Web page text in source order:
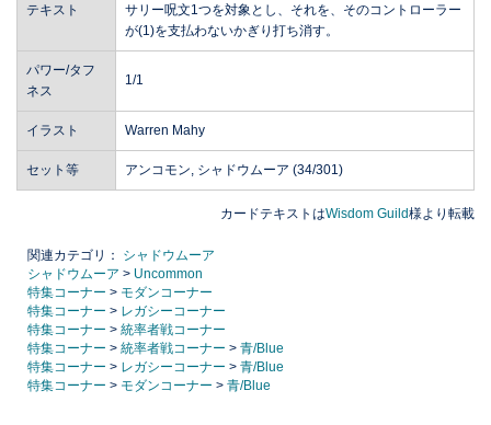
テキスト
サリー呪文1つを対象とし、それを、そのコントローラー
が(1)を支払わないかぎり打ち消す。
パワー/タフ
ネス
1/1
イラスト Warren Mahy
セット等 アンコモン, シャドウムーア (34/301)
カードテキストはWisdom Guild様より転載
関連カテゴリ：
シャドウムーア
シャドウムーア > Uncommon
特集コーナー > モダンコーナー
特集コーナー > レガシーコーナー
特集コーナー > 統率者戦コーナー
特集コーナー > 統率者戦コーナー > 青/Blue
特集コーナー > レガシーコーナー > 青/Blue
特集コーナー > モダンコーナー > 青/Blue